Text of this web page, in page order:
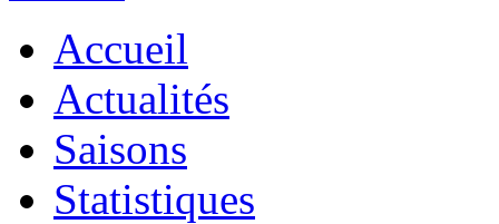
Accueil
Actualités
Saisons
Statistiques